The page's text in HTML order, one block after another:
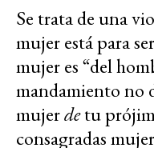
Se trata de una
mujer está para
mujer es “del
mandamiento no
mujerdetu
consagradas